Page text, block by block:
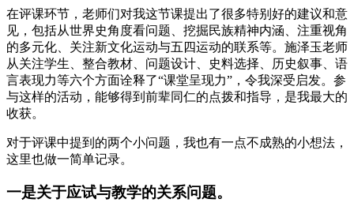
在评课环节，老师们对我这节课提出了很多特别好的建议和意
见，包括从世界史角度看问题、挖掘民族精神内涵、注重视角
的多元化、关注新文化运动与五四运动的联系等。施泽玉老师
从关注学生、整合教材、问题设计、史料选择、历史叙事、语
言表现力等六个方面诠释了“课堂呈现力”，令我深受启发。参
与这样的活动，能够得到前辈同仁的点拨和指导，是我最大的
收获。
对于评课中提到的两个小问题，我也有一点不成熟的小想法，
这里也做一简单记录。
一是关于应试与教学的关系问题。